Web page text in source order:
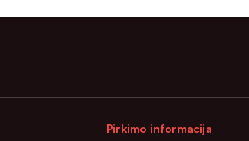
Pirkimo informacija